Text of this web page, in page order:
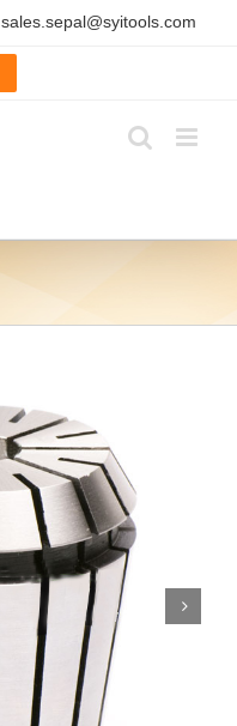
sales.sepal@syitools.com
